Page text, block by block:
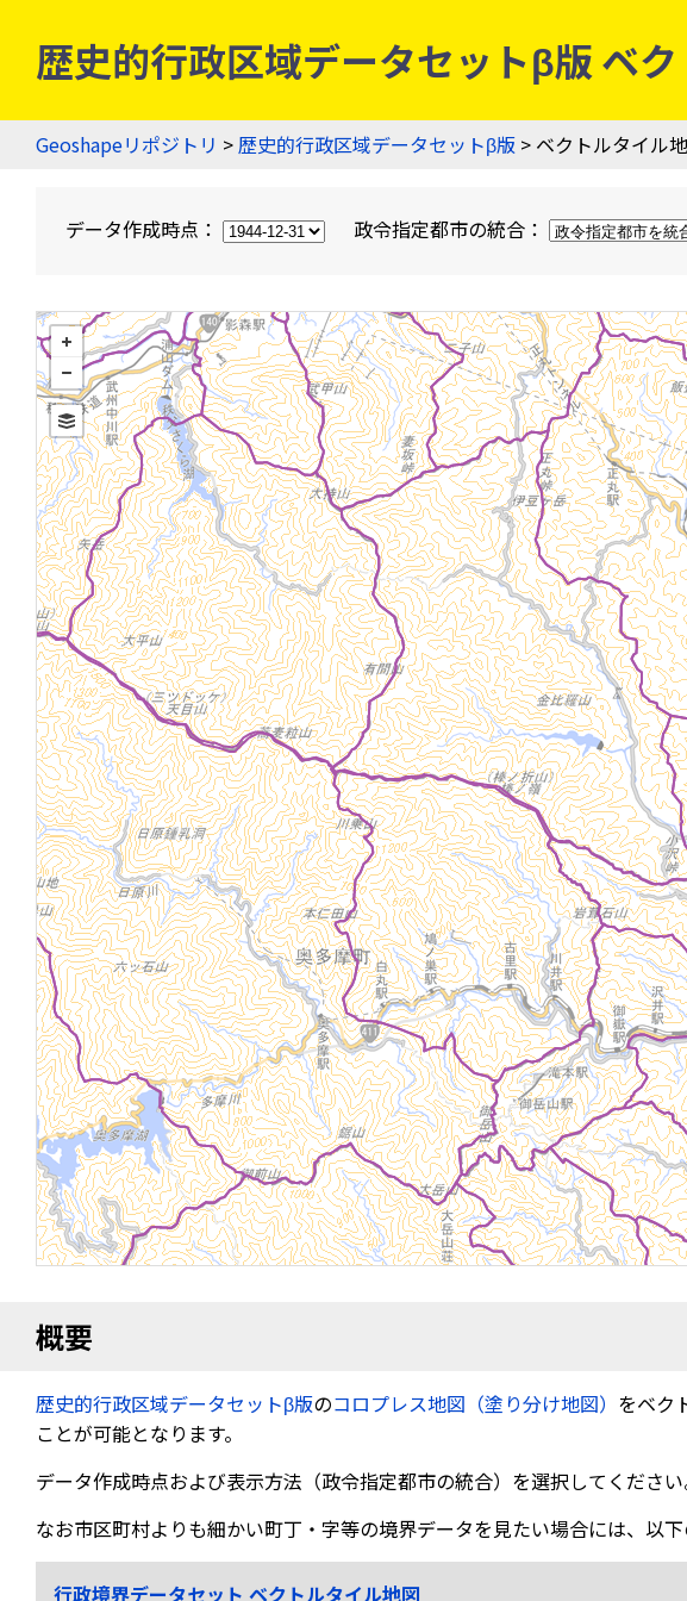
歴史的行政区域データセットβ版 ベ
Geoshapeリポジトリ >歴史的行政区域データセットβ版 > ベクトルタイル
データ作成時点： 政令指定都市の統合：
概要
歴史的行政区域データセットβ版のコロプレス地図（塗り分け地図） をベク
ことが可能となります。
データ作成時点および表示方法（政令指定都市の統合）を選択してください
なお市区町村よりも細かい町丁・字等の境界データを見たい場合には、以下
行政境界データセット ベクトルタイル地図